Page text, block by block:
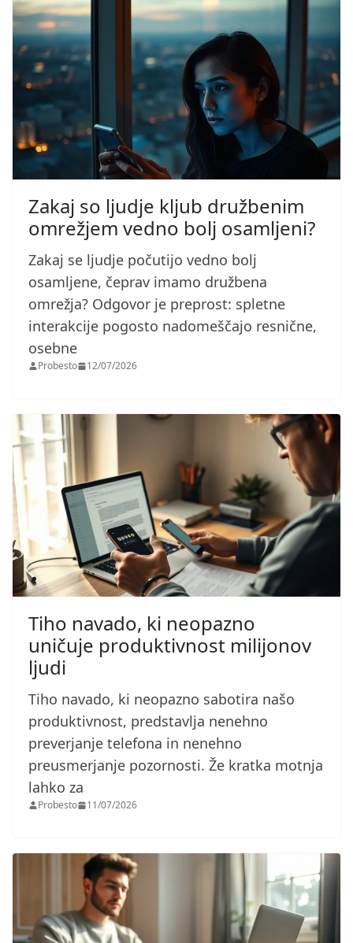
Zakaj so ljudje kljub družbenim
omrežjem vedno bolj osamljeni?
Zakaj se ljudje počutijo vedno bolj
osamljene, čeprav imamo družbena
omrežja? Odgovor je preprost: spletne
interakcije pogosto nadomeščajo resnične,
osebne
Probesto 12/07/2026
Tiho navado, ki neopazno
uničuje produktivnost milijonov
ljudi
Tiho navado, ki neopazno sabotira našo
produktivnost, predstavlja nenehno
preverjanje telefona in nenehno
preusmerjanje pozornosti. Že kratka motnja
lahko za
Probesto 11/07/2026